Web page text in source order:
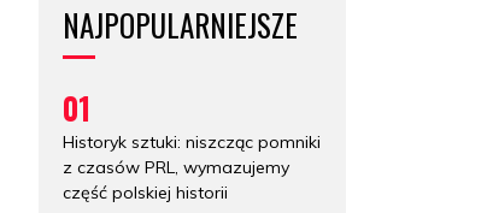
NAJPOPULARNIEJSZE
01
Historyk sztuki: niszcząc pomniki
z czasów PRL, wymazujemy
część polskiej historii